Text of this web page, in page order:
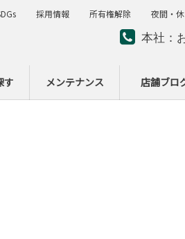
本社：
ー
す メンテナンス 店舗ブロ
採用情報 所有権解除 夜間・